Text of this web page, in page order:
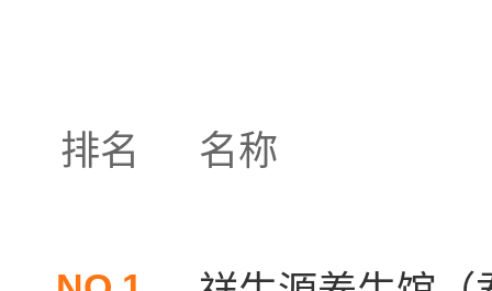
排名 名称